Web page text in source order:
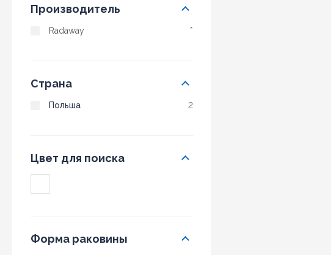
Производитель
Radaway *
Страна
Польша 2
Цвет для поиска
Форма раковины